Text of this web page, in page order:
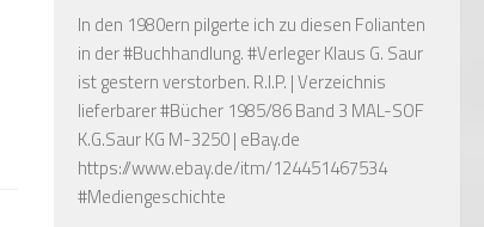
In den 1980ern pilgerte ich zu diesen Folianten
in der #Buchhandlung. #Verleger Klaus G. Saur
ist gestern verstorben. R.I.P. | Verzeichnis
lieferbarer #Bücher 1985/86 Band 3 MAL-SOF
K.G.Saur KG M-3250 | eBay.de
https://www.ebay.de/itm/124451467534
#Mediengeschichte